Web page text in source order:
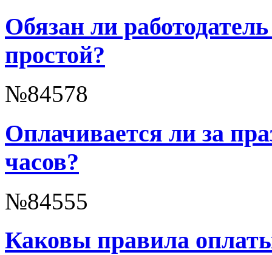
Обязан ли
простой?
№84578
Оплачивается ли за
часов?
№84555
Каковы правила